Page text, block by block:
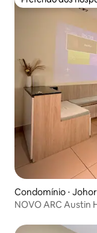
Preferido dos
Condomínio ⋅
NOVO ARC Austin